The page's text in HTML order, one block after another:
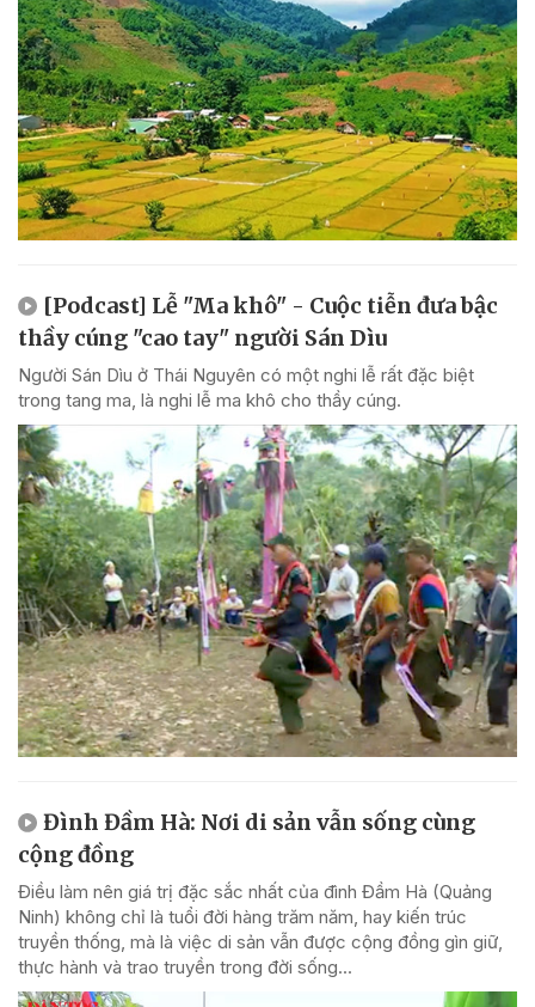
[Podcast] Lễ "Ma khô" - Cuộc tiễn đưa bậc
thầy cúng "cao tay" người Sán Dìu
Người Sán Dìu ở Thái Nguyên có một nghi lễ rất đặc biệt
trong tang ma, là nghi lễ ma khô cho thầy cúng.
Đình Đầm Hà: Nơi di sản vẫn sống cùng
cộng đồng
Điều làm nên giá trị đặc sắc nhất của đình Đầm Hà (Quảng
Ninh) không chỉ là tuổi đời hàng trăm năm, hay kiến trúc
truyền thống, mà là việc di sản vẫn được cộng đồng gìn giữ,
thực hành và trao truyền trong đời sống...